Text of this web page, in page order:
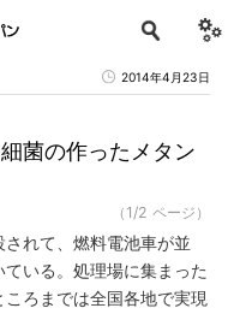
2014年4月23日
菌の作ったメタン
（1/2 ページ）
れて、燃料電池車が並
いる。処理場に集まった
ろまでは全国各地で実現